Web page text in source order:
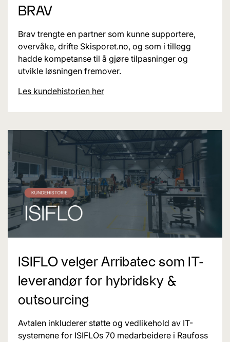
BRAV
Brav trengte en partner som kunne supportere,
overvåke, drifte Skisporet.no, og som i tillegg
hadde kompetanse til å gjøre tilpasninger og
utvikle løsningen fremover.
Les kundehistorien her
ISIFLO velger Arribatec som IT-
leverandør for hybridsky &
outsourcing
Avtalen inkluderer støtte og vedlikehold av IT-
systemene for ISIFLOs 70 medarbeidere i Raufoss